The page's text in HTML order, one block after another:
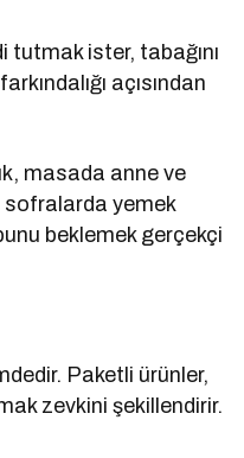
tutmak ister, tabağını
açısından
masada anne ve
sofralarda yemek
beklemek gerçekçi
Paketli ürünler,
zevkini şekillendirir.